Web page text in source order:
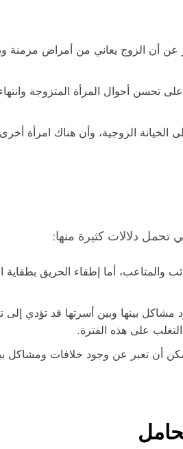
عن أن الزوج يعاني من أمراض مزمنة
أحوال المرأة المتزوجة
الخيانة الزوجية، وأن هناك امرأة
تحمل دلالات كثيرة منها:
والمتاعب، أما إطفاء الحريق
بينها وبين أسرتها قد تؤدي إلى
على هذه الفترة.
أن تعبر عن وجود خلافات ومشاكل